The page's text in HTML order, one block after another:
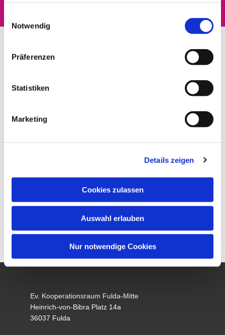
Notwendig
Präferenzen
Statistiken
Marketing
Details zeigen
Cookies zulassen
Auswahl erlauben
Nur notwendige Cookies
Ev. Kooperationsraum Fulda-Mitte
Heinrich-von-Bibra Platz 14a
36037 Fulda